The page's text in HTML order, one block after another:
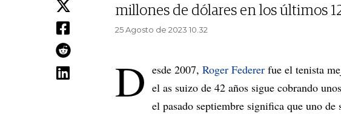
millones de dólares en los últimos
25 Agosto de 2023 10.32
D esde 2007, Roger Federer fue el tenista
el as suizo de 42 años sigue cobrando
el pasado septiembre significa que uno